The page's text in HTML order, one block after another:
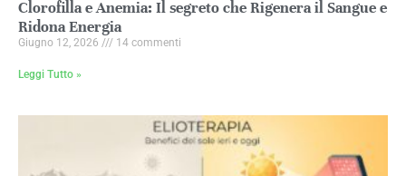
Clorofilla e Anemia: Il segreto che Rigenera il Sangue e
Ridona Energia
Giugno 12, 2026 14 commenti
Leggi Tutto »